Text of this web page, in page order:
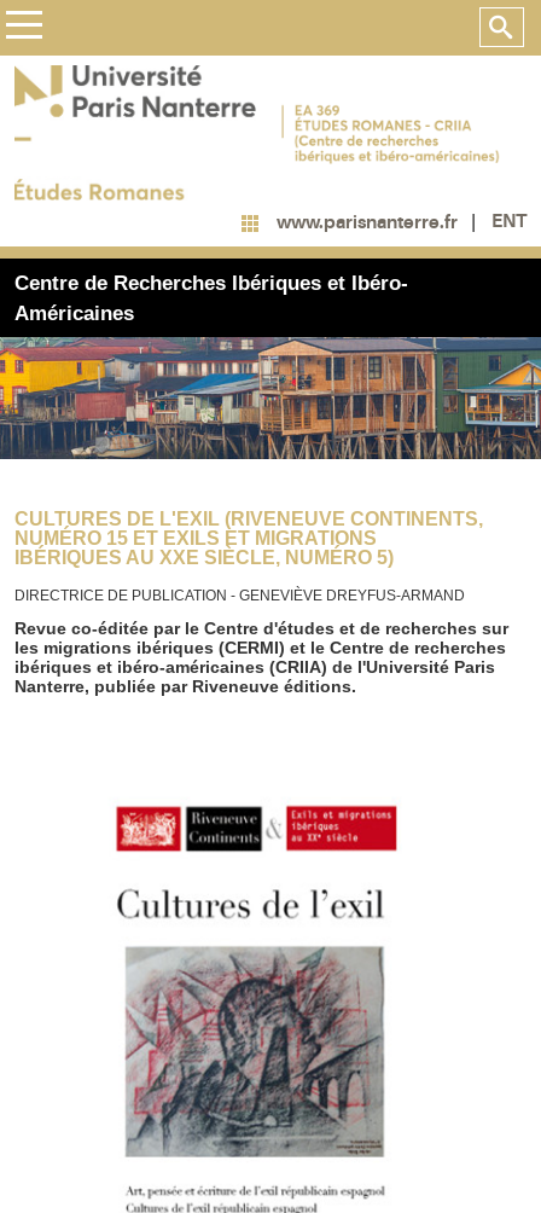
www.parisnanterre.fr ENT
Centre de Recherches Ibériques et Ibéro-
Américaines
CULTURES DE L'EXIL (RIVENEUVE CONTINENTS,
NUMÉRO 15 ET EXILS ET MIGRATIONS
IBÉRIQUES AU XXE SIÈCLE, NUMÉRO 5)
DIRECTRICE DE PUBLICATION - GENEVIÈVE DREYFUS-ARMAND
Revue co-éditée par le Centre d'études et de recherches sur
les migrations ibériques (CERMI) et le Centre de recherches
ibériques et ibéro-américaines (CRIIA) de l'Université Paris
Nanterre, publiée par Riveneuve éditions.